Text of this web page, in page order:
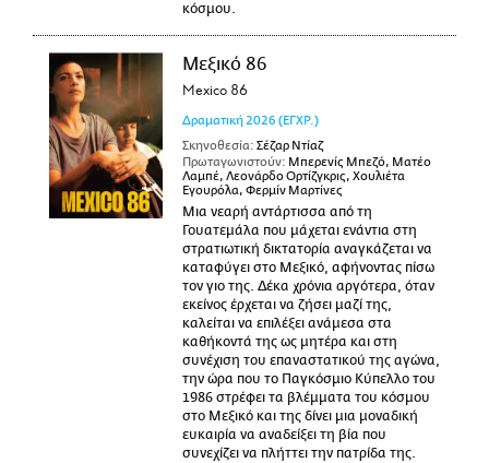
κόσμου.
Μεξικό 86
Mexico 86
Δραματική 2026 (ΕΓΧΡ.)
Σκηνοθεσία: Σέζαρ Ντίαζ
Πρωταγωνιστούν: Μπερενίς Μπεζό, Ματέο
Λαμπέ, Λεονάρδο Ορτίζγκρις, Χουλιέτα
Εγουρόλα, Φερμίν Μαρτίνες
Μια νεαρή αντάρτισσα από τη
Γουατεμάλα που μάχεται ενάντια στη
στρατιωτική δικτατορία αναγκάζεται να
καταφύγει στο Μεξικό, αφήνοντας πίσω
τον γιο της. Δέκα χρόνια αργότερα, όταν
εκείνος έρχεται να ζήσει μαζί της,
καλείται να επιλέξει ανάμεσα στα
καθήκοντά της ως μητέρα και στη
συνέχιση του επαναστατικού της αγώνα,
την ώρα που το Παγκόσμιο Κύπελλο του
1986 στρέφει τα βλέμματα του κόσμου
στο Μεξικό και της δίνει μια μοναδική
ευκαιρία να αναδείξει τη βία που
συνεχίζει να πλήττει την πατρίδα της.